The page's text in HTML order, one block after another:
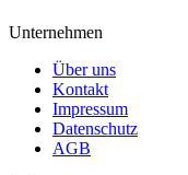
Unternehmen
Über uns
Kontakt
Impressum
Datenschutz
AGB